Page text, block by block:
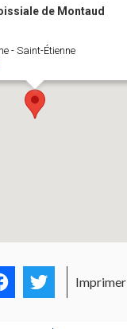
de Montaud
- Saint-Étienne
FacebookTwitter
Imprimer